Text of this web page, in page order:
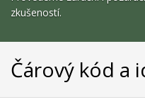
zkušeností.
Čárový kód a